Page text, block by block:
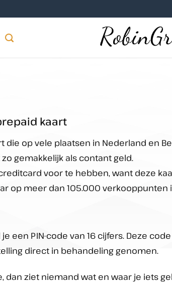
kaart
die op vele plaatsen in Nederland en
gemakkelijk als contant geld.
voor te hebben, want deze
op meer dan 105.000 verkooppunten
een PIN-code van 16 cijfers. Deze
direct in behandeling genomen.
dan ziet niemand wat en waar je iets